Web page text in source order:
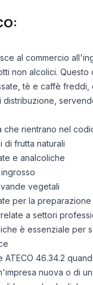
al commercio
non alcolici.
tè e caffè
rientrano nel
di frutta naturali
e analcoliche
vegetali
per la
a settori
è essenziale per
46.34.2
nuova o di